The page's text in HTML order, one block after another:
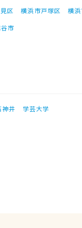
区 横浜市戸塚区
横
市
神井
学芸大学